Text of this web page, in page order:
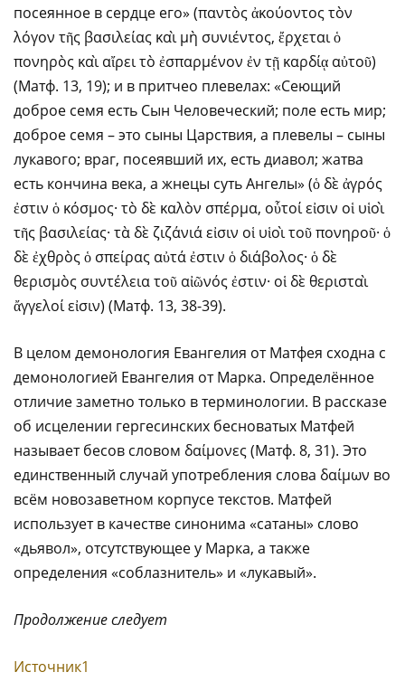
посеянное в сердце его» (παντὸς ἀκούοντος τὸν
λόγον τῆς βασιλείας καὶ μὴ συνιέντος, ἔρχεται ὁ
πονηρὸς καὶ αἴρει τὸ ἐσπαρμένον ἐν τῇ καρδίᾳ αὐτοῦ)
(Матф. 13, 19); и в притчео плевелах: «Сеющий
доброе семя есть Сын Человеческий; поле есть мир;
доброе семя – это сыны Царствия, а плевелы – сыны
лукавого; враг, посеявший их, есть диавол; жатва
есть кончина века, а жнецы суть Ангелы» (ὁ δὲ ἀγρός
ἐστιν ὁ κόσμος· τὸ δὲ καλὸν σπέρμα, οὗτοί εἰσιν οἱ υἱοὶ
τῆς βασιλείας· τὰ δὲ ζιζάνιά εἰσιν οἱ υἱοὶ τοῦ πονηροῦ· ὁ
δὲ ἐχθρὸς ὁ σπείρας αὐτά ἐστιν ὁ διάβολος· ὁ δὲ
θερισμὸς συντέλεια τοῦ αἰῶνός ἐστιν· οἱ δὲ θερισταὶ
ἄγγελοί εἰσιν) (Матф. 13, 38-39).
В целом демонология Евангелия от Матфея сходна с
демонологией Евангелия от Марка. Определённое
отличие заметно только в терминологии. В рассказе
об исцелении гергесинских бесноватых Матфей
называет бесов словом δαίμονες (Матф. 8, 31). Это
единственный случай употребления слова δαίμων во
всём новозаветном корпусе текстов. Матфей
использует в качестве синонима «сатаны» слово
«дьявол», отсутствующее у Марка, а также
определения «соблазнитель» и «лукавый».
Продолжение следует
Источник1